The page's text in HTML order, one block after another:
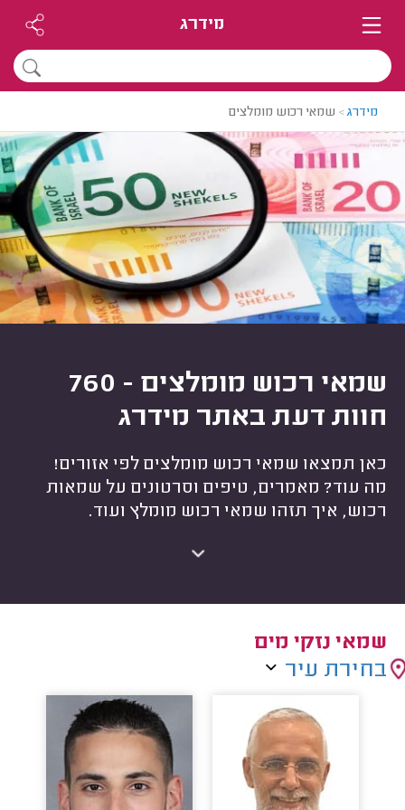
מידרג
מידרג> שמאי רכוש מומלצים
שמאי רכוש מומלצים - 760
חוות דעת באתר מידרג
כאן תמצאו שמאי רכוש מומלצים לפי אזורים!
מה עוד? מאמרים, טיפים וסרטונים על שמאות
רכוש, איך תזהו שמאי רכוש מומלץ ועוד.
שמאי נזקי מים
בחירת עיר